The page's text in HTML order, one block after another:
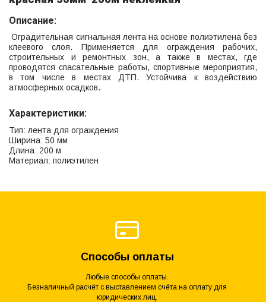
Описание:
Оградительная сигнальная лента на основе полиэтилена без
клеевого слоя. Применяется для ограждения рабочих,
строительных и ремонтных зон, а также в местах, где
проводятся спасательные работы, спортивные мероприятия,
в том числе в местах ДТП. Устойчива к воздействию
атмосферных осадков.
Характеристики:
Тип: лента для ограждения
Ширина: 50 мм
Длина: 200 м
Материал: полиэтилен
Способы оплаты
Любые способы оплаты.
Безналичный расчёт с выставлением счёта на оплату для
юридических лиц.